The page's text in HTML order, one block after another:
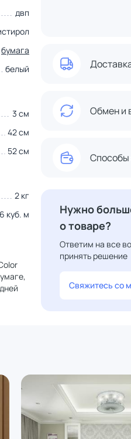
двп
бумага
белый
3 см
42 см
52 см
2 кг
куб. м
Обмен и
Способы
Нужно
о товаре?
Ответим на все
принять решение
Свяжитесь со